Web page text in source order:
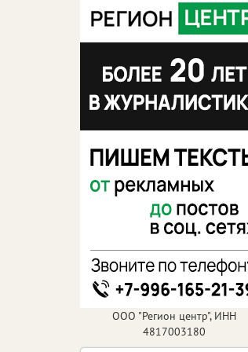
ООО "Регион центр", ИНН
4817003180